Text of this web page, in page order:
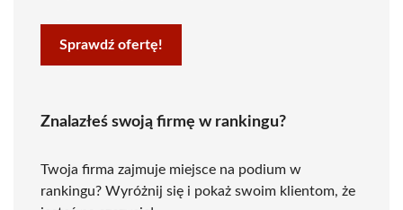
Sprawdź ofertę!
Znalazłeś swoją firmę w rankingu?
Twoja firma zajmuje miejsce na podium w
rankingu? Wyróżnij się i pokaż swoim klientom, że